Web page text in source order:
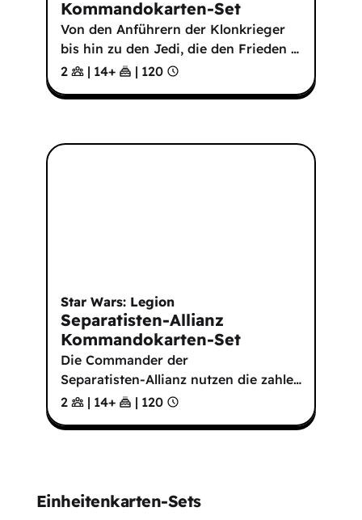
Kommandokarten-Set
Von den Anführern der Klonkrieger
bis hin zu den Jedi, die den Frieden …
2
| 14+ | 120
Star Wars: Legion
Separatisten-Allianz
Kommandokarten-Set
Die Commander der
Separatisten-Allianz nutzen die zahle…
2
| 14+ | 120
Einheitenkarten-Sets